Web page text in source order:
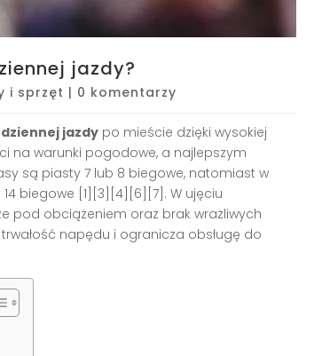
jazdy?
i sprzęt | 0 komentarzy
jazdy po mieście dzięki wysokiej
na warunki pogodowe, a najlepszym
są piasty 7 lub 8 biegowe, natomiast w
biegowe [1][3][4][6][7]. W ujęciu
pod obciążeniem oraz brak wrażliwych
napędu i ogranicza obsługę do